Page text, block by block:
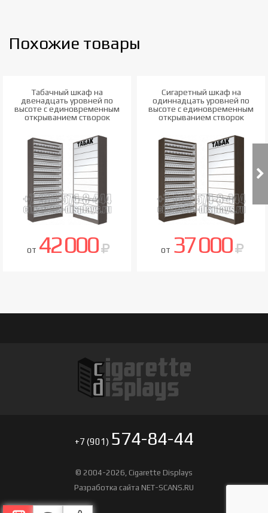
Похожие товары
Табачный шкаф на
двенадцать уровней по
высоте с единовременным
открыванием створок
от 42 000
Сигаретный шкаф на
одиннадцать уровней по
высоте с единовременным
открыванием створок
от 37 000
+7 (901) 574-84-44
© 2004-2026, Cigarette Displays
Разработка сайта NET-SCANS.RU